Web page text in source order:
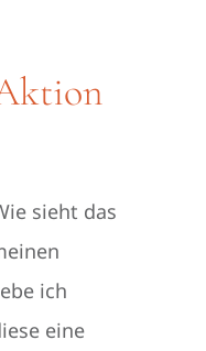
sieht das
ich
eine